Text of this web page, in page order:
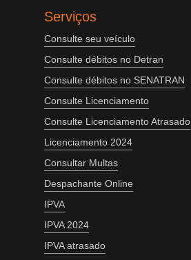
Serviços
Consulte seu veículo
Consulte débitos no Detran
Consulte débitos no SENATRAN
Consulte Licenciamento
Consulte Licenciamento Atrasado
Licenciamento 2024
Consultar Multas
Despachante Online
IPVA
IPVA 2024
IPVA atrasado